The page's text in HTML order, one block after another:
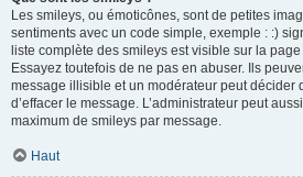
Les smileys, ou émoticônes, sont de petites
sentiments avec un code simple, exemple : :)
liste complète des smileys est visible sur la
Essayez toutefois de ne pas en abuser. Ils
message illisible et un modérateur peut décider
d’effacer le message. L’administrateur peut
maximum de smileys par message.
Haut